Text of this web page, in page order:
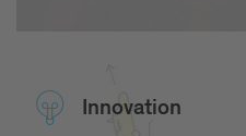
Inno­vation